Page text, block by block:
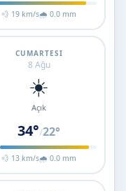
💨 19 km/s🌧 0.0 mm
CUMARTESI
8 Ağu
☀️
Açık
34°/22°
💨 13 km/s🌧 0.0 mm